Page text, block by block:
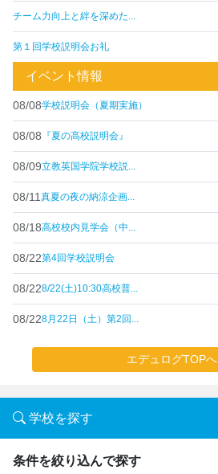
チーム力向上と絆を深めた...
第１回学校説明会お礼
イベント情報
08/08学校説明会（夏期実施）
08/08 『夏の高校説明会』
08/09立教英国学院学校説...
08/11 真夏の夜の納涼企画...
08/18高校校内見学会（中...
08/22第4回学校説明会
08/228/22(土)10:30高校普...
08/228月22日（土）第2回...
エデュログTOPへ
学校を探す
条件を絞り込んで探す